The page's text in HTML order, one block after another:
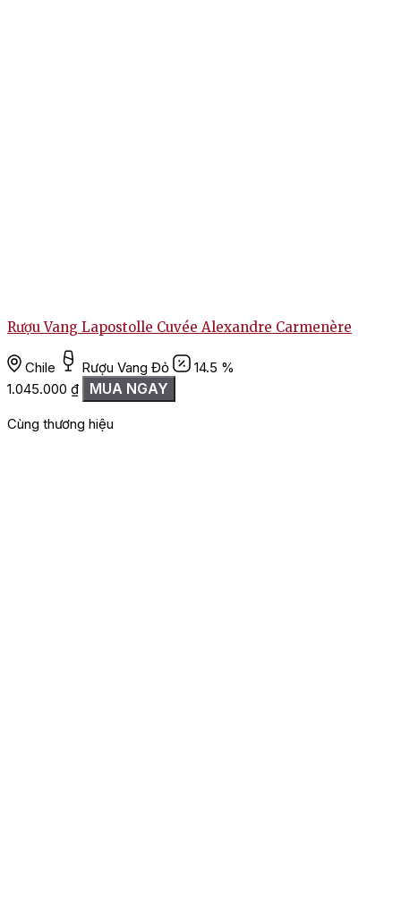
Rượu Vang Lapostolle Cuvée Alexandre Carmenère
Chile Rượu Vang Đỏ
14.5 %
1.045.000 ₫ MUA NGAY
Cùng thương hiệu